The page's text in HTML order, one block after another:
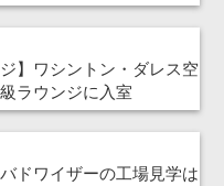
】ワシントン・ダレス空
ラウンジに入室
ドワイザーの工場見学は